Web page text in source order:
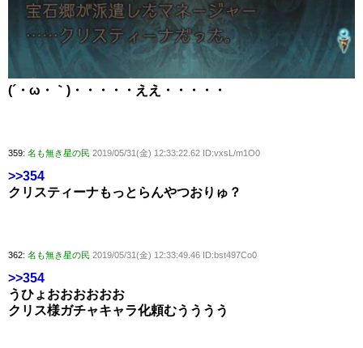
(´・ω・｀)・・・・・ええ・・・・・
359: 名も無き星の民 2019/05/31(金) 12:33:22.62 ID:vxsL/m1O0
>>354
クリスティーナもっとらんやつおりゅ？
362: 名も無き星の民 2019/05/31(金) 12:33:49.46 ID:bst497Co0
>>354
うひょおおおおおお
クリス様ガチャキャラ化頼むうううう